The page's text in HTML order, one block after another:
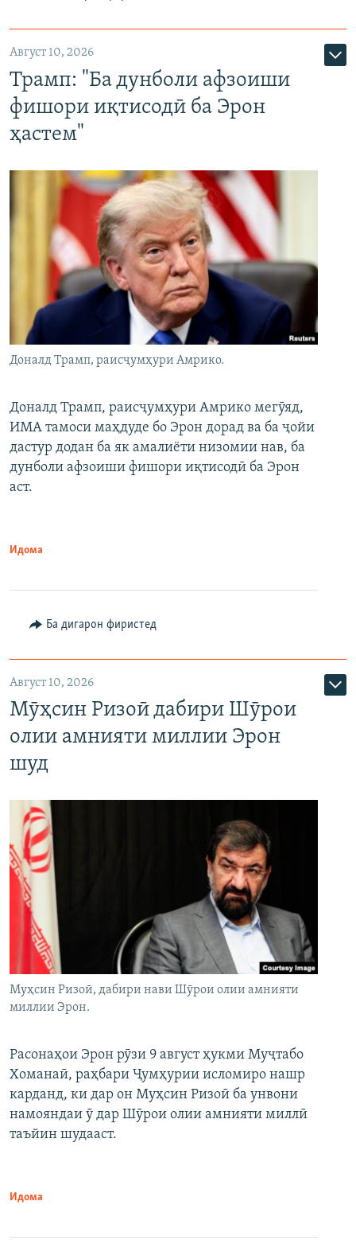
Август 10, 2026
Трамп: "Ба дунболи афзоиши
фишори иқтисодӣ ба Эрон
ҳастем"
Доналд Трамп, раисҷумҳури Амрико.
Доналд Трамп, раисҷумҳури Амрико мегӯяд,
ИМА тамоси маҳдуде бо Эрон дорад ва ба ҷойи
дастур додан ба як амалиёти низомии нав, ба
дунболи афзоиши фишори иқтисодӣ ба Эрон
аст.
Идома
Ба дигарон фиристед
Август 10, 2026
Мӯҳсин Ризоӣ дабири Шӯрои
олии амнияти миллии Эрон
шуд
Муҳсин Ризоӣ, дабири нави Шӯрои олии амнияти
миллии Эрон.
Расонаҳои Эрон рӯзи 9 август ҳукми Муҷтабо
Хоманаӣ, раҳбари Ҷумҳурии исломиро нашр
карданд, ки дар он Муҳсин Ризоӣ ба унвони
намояндаи ӯ дар Шӯрои олии амнияти миллӣ
таъйин шудааст.
Идома